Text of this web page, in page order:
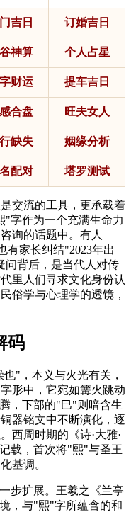
吉日 订婚吉日
神算 个人占星
财运 提车吉日
合盘 旺夫女人
缺失 姻缘分析
配对 塔罗测试
交流的工具，更承载着
"字作为一个充满生命力
询的话题中。有人
有家长纠结"2023年出
问背后，是当代人对传
里人们寻求文化身份认
俗学与心理学的透镜，
码
"，本义与火光有关，
形中，它宛如篝火跳动
，下部的"巳"则暗含生
器铭文中不断演化，逐
西周时期的《诗·大雅·
载，首次将"熙"与圣王
基调。
步扩展。王羲之《兰亭
，与"熙"字所蕴含的和